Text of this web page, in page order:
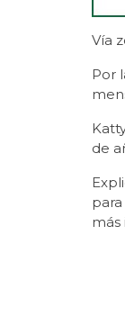
Vía
Por
de